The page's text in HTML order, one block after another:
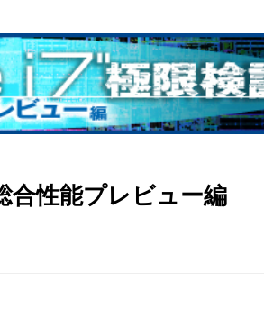
合性能プレビュー編